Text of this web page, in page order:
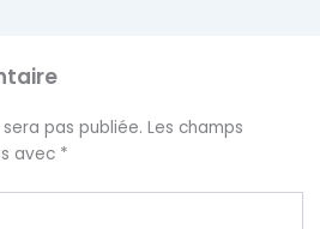
pas publiée. Les champs
avec *